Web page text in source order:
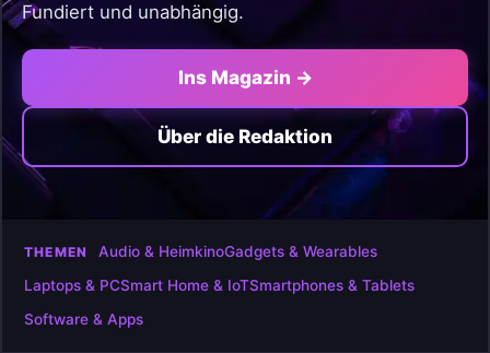
Fundiert und unabhängig.
Ins Magazin →
Über die Redaktion
THEMEN Audio & HeimkinoGadgets & Wearables
Laptops & PCSmart Home & IoTSmartphones & Tablets
Software & Apps